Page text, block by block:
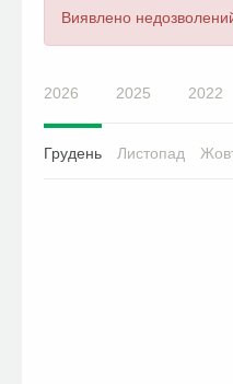
Повідомлення
Виявлено
2026 2025 2022
Грудень Листопад